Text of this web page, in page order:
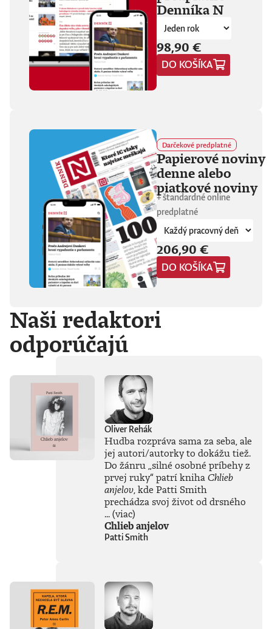
fanúšikovia aj
kritika dávajú palec
hore. Hrá pred
tisíckami ľudí na
festivaloch, vo
vypredaných sálach
aj v malých
punkových
ľudia, ktorí sa
predtým nepoznali,
vedú intenzívny
dialóg o hudbe a
stave sveta. V
štrnástich
tematicky
zameraných
kapitolách príde
okrem iného reč na
punk, trap,
rock’n’roll, Beatles,
Sex Pistols,
Dostojevského,
Hegela, Boha, GG
psychické diagnózy,
lásku, násilie,
rómstvo, working
class, anarchizmus,
okultizmus,
fašizmus, revolúciu,
imagináciu, Garáže,
gitaru, klavír,
mamu, otca aj
brata.Štyri
medzihry vo forme
posluchových
jukeboxov testujú
Denisov hudobný
rozhľad. Body
pozbiera takmer za
všetko.Za rozhovor
s Denisom Bangom
o Beatles, ktorý je
Denníka N
98,90 €
DO KOŠÍKA
Darčekové predplatné
Papierové noviny
denne alebo
piatkové noviny
+ štandardné online
predplatné
206,90 €
DO KOŠÍKA
Naši redaktori
odporúčajú
Oliver Rehák
Hudba rozpráva sama za seba, ale
jej autori/autorky to dokážu tiež.
Do žánru „silné osobné príbehy z
prvej ruky“patrí knihaChlieb
anjelov, kde Patti Smith
prechádza svoj život od drsného
...(viac)
Chlieb anjelov
Patti Smith